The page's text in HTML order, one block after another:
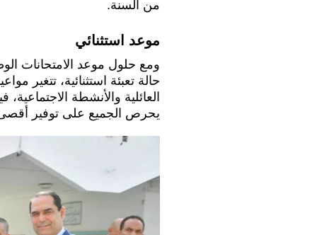
من السنة.
موعد استثنائي
ومع حلول موعد الامتحانات
حالة تعبئة استثنائية، تتغير
العائلية والأنشطة
يحرص الجميع على توفير أقصى